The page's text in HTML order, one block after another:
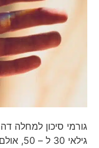
גורמי סיכון למחלה
גילאי